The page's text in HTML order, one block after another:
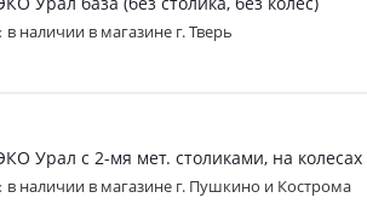
в наличии в магазине г. Тверь
Урал с 2-мя мет. столиками, на колесах
в наличии в магазине г. Пушкино и Кострома